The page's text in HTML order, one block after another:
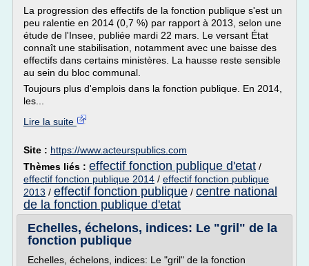
La progression des effectifs de la fonction publique s'est un
peu ralentie en 2014 (0,7 %) par rapport à 2013, selon une
étude de l'Insee, publiée mardi 22 mars. Le versant État
connaît une stabilisation, notamment avec une baisse des
effectifs dans certains ministères. La hausse reste sensible
au sein du bloc communal.
Toujours plus d'emplois dans la fonction publique. En 2014,
les...
Lire la suite
Site : https://www.acteurspublics.com
Thèmes liés : effectif fonction publique d'etat /
effectif fonction publique 2014 / effectif fonction publique
2013 / effectif fonction publique / centre national
de la fonction publique d'etat
Echelles, échelons, indices: Le "gril" de la
fonction publique
Echelles, échelons, indices: Le "gril" de la fonction